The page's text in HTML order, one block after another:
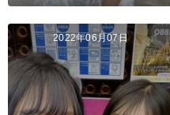
2022年06月07日